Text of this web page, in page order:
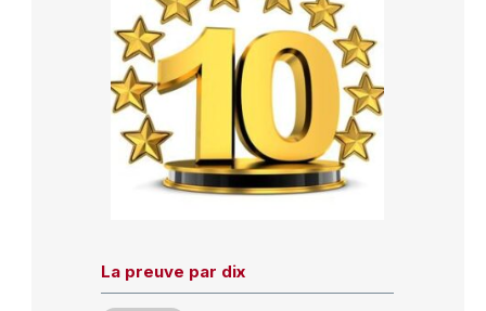
La preuve par dix